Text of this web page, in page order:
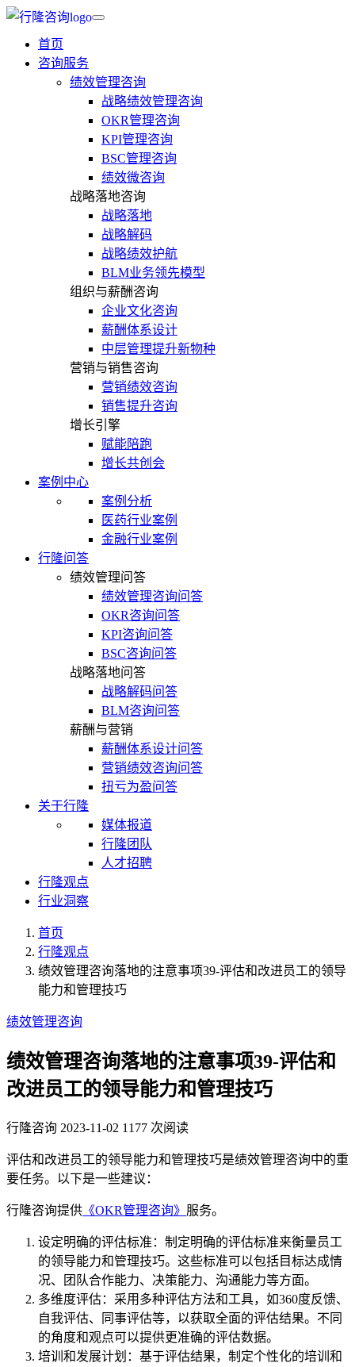
首页
咨询服务
绩效管理咨询
战略绩效管理咨询
OKR管理咨询
KPI管理咨询
BSC管理咨询
绩效微咨询
战略落地咨询
战略落地
战略解码
战略绩效护航
BLM业务领先模型
组织与薪酬咨询
企业文化咨询
薪酬体系设计
中层管理提升新物种
营销与销售咨询
营销绩效咨询
销售提升咨询
增长引擎
赋能陪跑
增长共创会
案例中心
案例分析
医药行业案例
金融行业案例
行隆问答
绩效管理问答
绩效管理咨询问答
OKR咨询问答
KPI咨询问答
BSC咨询问答
战略落地问答
战略解码问答
BLM咨询问答
薪酬与营销
薪酬体系设计问答
营销绩效咨询问答
扭亏为盈问答
关于行隆
媒体报道
行隆团队
人才招聘
行隆观点
行业洞察
首页
行隆观点
绩效管理咨询落地的注意事项39-评估和改进员工的领导
能力和管理技巧
绩效管理咨询
绩效管理咨询落地的注意事项39-评估和
改进员工的领导能力和管理技巧
行隆咨询 2023-11-02 1177 次阅读
评估和改进员工的领导能力和管理技巧是绩效管理咨询中的重
要任务。以下是一些建议：
行隆咨询提供 《OKR管理咨询》 服务。
设定明确的评估标准：制定明确的评估标准来衡量员工
的领导能力和管理技巧。这些标准可以包括目标达成情
况、团队合作能力、决策能力、沟通能力等方面。
多维度评估：采用多种评估方法和工具，如360度反馈、
自我评估、同事评估等，以获取全面的评估结果。不同
的角度和观点可以提供更准确的评估数据。
培训和发展计划：基于评估结果，制定个性化的培训和